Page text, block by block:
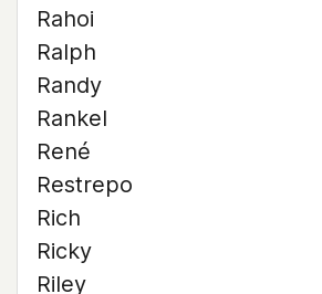
Rahoi
Ralph
Randy
Rankel
René
Restrepo
Rich
Ricky
Riley